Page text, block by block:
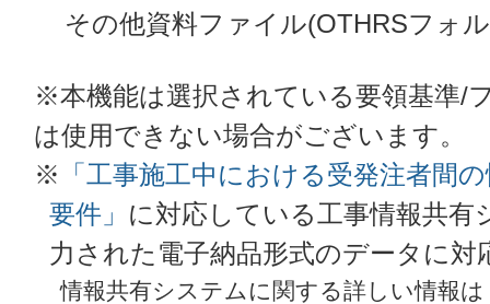
その他資料ファイル(OTHRSフォ
※本機能は選択されている要領基準/
は使用できない場合がございます。
※
「工事施工中における受発注者間
要件」 に対応している工事情報共有
力された電子納品形式のデータに対
情報共有システムに関する詳しい情報